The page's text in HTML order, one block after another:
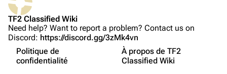
Forums
Discord
Bluesky
Suivi des pages liées
Version imprimable
TF2 Classified Wiki
Need help? Want to report a problem? Contact us on
Discord: https://discord.gg/3zMk4vn
Politique de
confidentialité
À propos de TF2
Classified Wiki